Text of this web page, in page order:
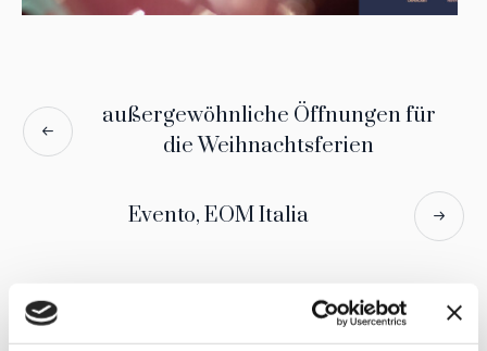
außergewöhnliche Öffnungen für
die Weihnachtsferien
Evento, EOM Italia